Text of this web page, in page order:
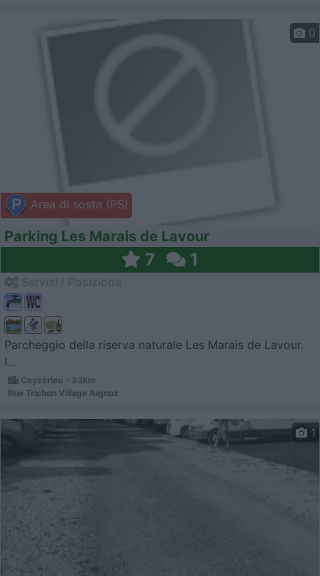
Area di sosta (PS)
0
Parking Les Marais de Lavour
7 1
Parcheggio della riserva naturale Les Marais de Lavour.
I...
Ceyzérieu - 33km
Rue Trichon Village Aignoz
1